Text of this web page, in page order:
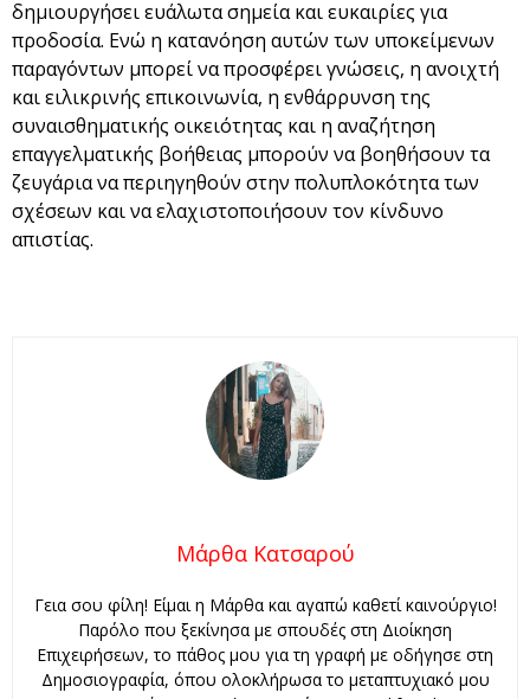
δημιουργήσει ευάλωτα σημεία και ευκαιρίες για
προδοσία. Ενώ η κατανόηση αυτών των υποκείμενων
παραγόντων μπορεί να προσφέρει γνώσεις, η ανοιχτή
και ειλικρινής επικοινωνία, η ενθάρρυνση της
συναισθηματικής οικειότητας και η αναζήτηση
επαγγελματικής βοήθειας μπορούν να βοηθήσουν τα
ζευγάρια να περιηγηθούν στην πολυπλοκότητα των
σχέσεων και να ελαχιστοποιήσουν τον κίνδυνο
απιστίας.
Μάρθα Κατσαρού
Γεια σου φίλη! Είμαι η Μάρθα και αγαπώ καθετί καινούργιο!
Παρόλο που ξεκίνησα με σπουδές στη Διοίκηση
Επιχειρήσεων, το πάθος μου για τη γραφή με οδήγησε στη
Δημοσιογραφία, όπου ολοκλήρωσα το μεταπτυχιακό μου